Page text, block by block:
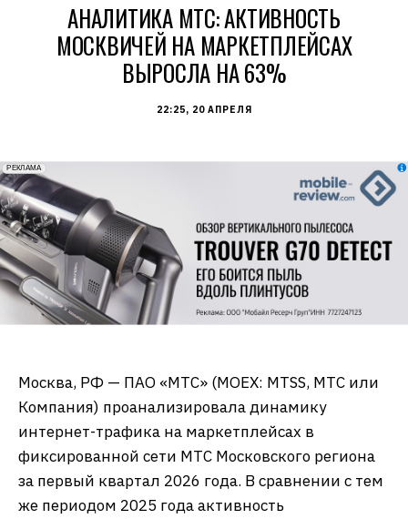
АНАЛИТИКА МТС: АКТИВНОСТЬ
МОСКВИЧЕЙ НА МАРКЕТПЛЕЙСАХ
ВЫРОСЛА НА 63%
22:25, 20 АПРЕЛЯ
erid: 2VfnxxmNzs5
РЕКЛАМА
Москва, РФ — ПАО «МТС» (MOEX: MTSS, МТС или
Компания) проанализировала динамику
интернет-трафика на маркетплейсах в
фиксированной сети МТС Московского региона
за первый квартал 2026 года. В сравнении с тем
же периодом 2025 года активность